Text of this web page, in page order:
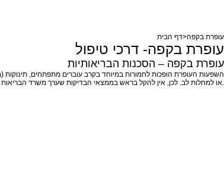
דף הבית>עופרת בקפה
עופרת בקפה- דרכי טיפול
עופרת בקפה – הסכנות הבריאותיות
השפעות העופרת הופכות לחמורות במיוחד בקרב עוברים מתפתחים, תינוקות
או למחלות לב. לכן, אין להקל בראש בממצאי הבדיקות שערך משרד הבריאות ולפעול לפי המלצותיו כמפורט בהמשך.